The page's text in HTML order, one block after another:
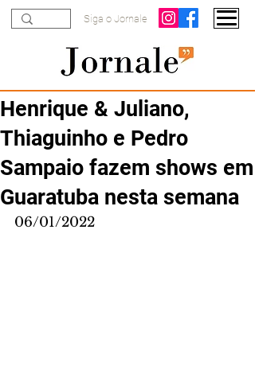
Siga o Jornale
Henrique & Juliano,
Thiaguinho e Pedro
Sampaio fazem shows em
Guaratuba nesta semana
06/01/2022